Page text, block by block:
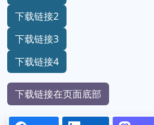
下载链接2
下载链接3
下载链接4
下载链接在页面底部